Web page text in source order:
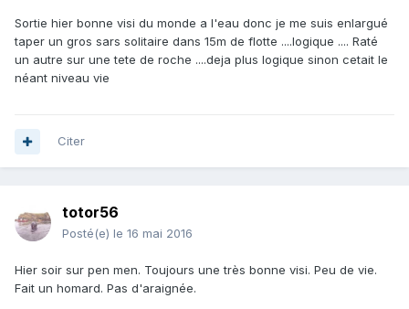
Sortie hier bonne visi du monde a l'eau donc je me suis enlargué
taper un gros sars solitaire dans 15m de flotte ....logique .... Raté
un autre sur une tete de roche ....deja plus logique sinon cetait le
néant niveau vie
Citer
totor56
Posté(e) le 16 mai 2016
Hier soir sur pen men. Toujours une très bonne visi. Peu de vie.
Fait un homard. Pas d'araignée.